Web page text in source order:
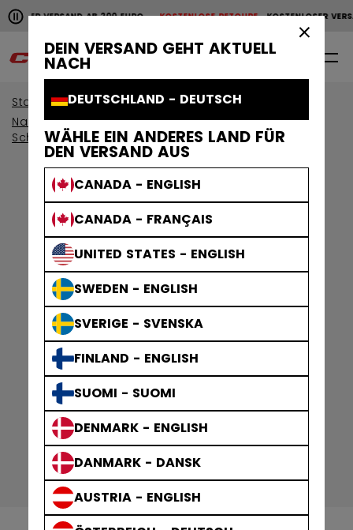
DEIN VERSAND GEHT AKTUELL
NACH
DEUTSCHLAND - DEUTSCH
WÄHLE EIN ANDERES LAND FÜR
DEN VERSAND AUS
CANADA - ENGLISH
CANADA - FRANÇAIS
UNITED STATES - ENGLISH
SWEDEN - ENGLISH
SVERIGE - SVENSKA
FINLAND - ENGLISH
SUOMI - SUOMI
DENMARK - ENGLISH
DANMARK - DANSK
AUSTRIA - ENGLISH
Horizontale Bildlaufanimation anhalten.
VERSAND AB 200 EUROKOSTENLOSE RETOURE KOSTENLOSER
KOSTENLOSER VERSAND AB 200 EURO KOSTENLOSE
0
Start
Schutzausrüstung
Nach Altersgruppe anzeigen
Schutzausrüstung Senior